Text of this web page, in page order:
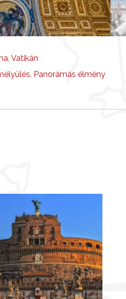
Vatikán
Panorámás élmény